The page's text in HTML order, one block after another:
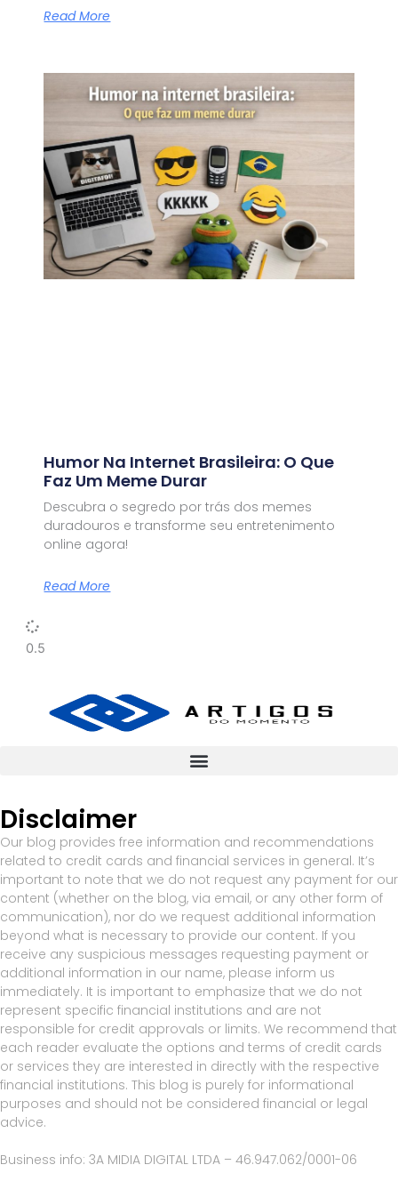
Read More
Humor Na Internet Brasileira: O Que
Faz Um Meme Durar
Descubra o segredo por trás dos memes
duradouros e transforme seu entretenimento
online agora!
Read More
Disclaimer
Our blog provides free information and recommendations
related to credit cards and financial services in general. It’s
important to note that we do not request any payment for our
content (whether on the blog, via email, or any other form of
communication), nor do we request additional information
beyond what is necessary to provide our content. If you
receive any suspicious messages requesting payment or
additional information in our name, please inform us
immediately. It is important to emphasize that we do not
represent specific financial institutions and are not
responsible for credit approvals or limits. We recommend that
each reader evaluate the options and terms of credit cards
or services they are interested in directly with the respective
financial institutions. This blog is purely for informational
purposes and should not be considered financial or legal
advice.
Business info: 3A MIDIA DIGITAL LTDA – 46.947.062/0001-06